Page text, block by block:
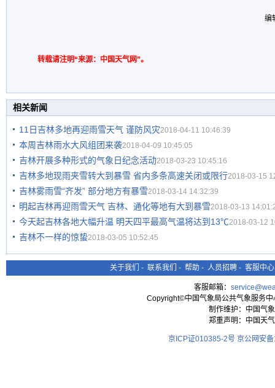
编
转载请注明“来源：中国天气网”。
相关新闻
11日吉林多地再迎雨雪天气 谨防风灾2018-04-11 10:46:39
本周吉林雨水大风组团来袭2018-04-09 10:45:05
吉林开展多种形式的气象日纪念活动2018-03-23 10:45:16
吉林多地现雨夹雪转大到暴雪 省内多条高速关闭或限行2018-03-15
吉林雾雨雪“齐发” 部分地方有暴雪2018-03-14 14:32:39
明起吉林再迎雨雪天气 吉林、通化等地有大到暴雪2018-03-13
今天起吉林各地大幅升温 明天四平最高气温将达到13℃2018-03-12
吉林不一样的惊蛰2018-03-05 10:52:45
关于我们 - 联系我们 - 帮助 - 人员招聘 - 客服中心
客服邮箱：
Copyright©中国气象局公共气象服务
制作维护：中国气
郑重声明：中国天
京ICP证010385-2号 京公网安